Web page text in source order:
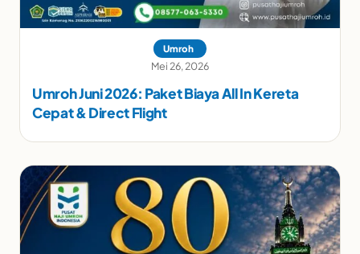
Umroh
Mei 26, 2026
Umroh Juni 2026: Paket Biaya All In Kereta
Cepat & Direct Flight